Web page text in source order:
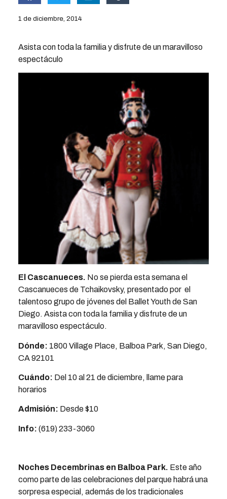
1 de diciembre, 2014
Asista con toda la familia y disfrute de un maravilloso
espectáculo
El Cascanueces. No se pierda esta semana el
Cascanueces de Tchaikovsky, presentado por el
talentoso grupo de jóvenes del Ballet Youth de San
Diego. Asista con toda la familia y disfrute de un
maravilloso espectáculo.
Dónde: 1800 Village Place, Balboa Park, San Diego,
CA 92101
Cuándo: Del 10 al 21 de diciembre, llame para
horarios
Admisión: Desde $10
Info: (619) 233-3060
Noches Decembrinas en Balboa Park. Este año
como parte de las celebraciones del parque habrá una
sorpresa especial, además de los tradicionales